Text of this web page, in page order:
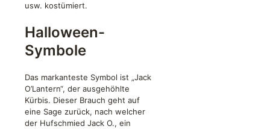
usw. kostümiert.
Halloween-
Symbole
Das markanteste Symbol ist „Jack
O’Lantern“, der ausgehöhlte
Kürbis. Dieser Brauch geht auf
eine Sage zurück, nach welcher
der Hufschmied Jack O., ein